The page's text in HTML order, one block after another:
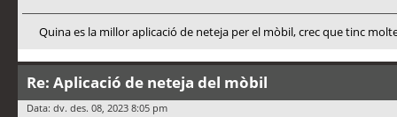
Quina es la millor aplicació de neteja per el mòbil, crec que tinc
Re: Aplicació de neteja del mòbil
Data: dv. des. 08, 2023 8:05 pm